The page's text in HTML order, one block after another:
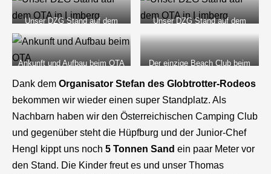
Unser DZG Stand auf dem
Unser DZG Stand auf dem
Ankunft und Aufbau beim OTA
Der einzige Beach Club beim
Dank dem Organisator Stefan des Globtrotter-Rodeos
bekommen wir wieder einen super Standplatz. Als
Nachbarn haben wir den Österreichischen Camping Club
und gegenüber steht die Hüpfburg und der Junior-Chef
Hengl kippt uns noch 5 Tonnen Sand ein paar Meter vor
den Stand. Die Kinder freut es und unser Thomas